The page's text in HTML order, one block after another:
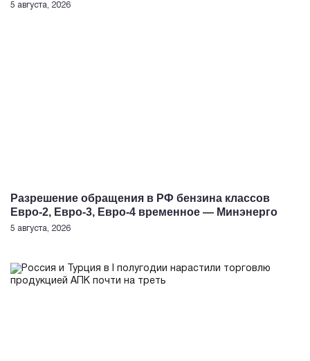
5 августа, 2026
Разрешение обращения в РФ бензина классов
Евро-2, Евро-3, Евро-4 временное — Минэнерго
5 августа, 2026